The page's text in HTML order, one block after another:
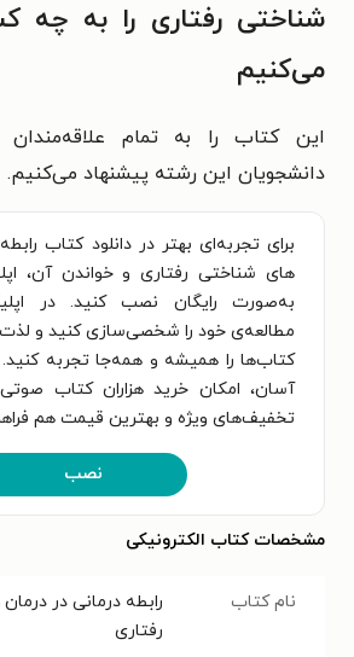
شناختی رفتاری را به چه
می‌کنیم
این کتاب را به تمام
دانشجویان این رشته پیشنهاد می‌کنیم.
برای تجربه‌ای بهتر در دانلود کتاب
های شناختی رفتاری و خواندن آن،
به‌صورت رایگان نصب کنید. در
مطالعه‌ی خود را شخصی‌سازی کنید و
کتاب‌ها را همیشه و همه‌جا تجربه
آسان، امکان خرید هزاران کتاب صوتی
تخفیف‌های ویژه و بهترین قیمت هم
نصب
مشخصات کتاب الکترونیکی
نام کتاب
رابطه درمانی در
رفتاری